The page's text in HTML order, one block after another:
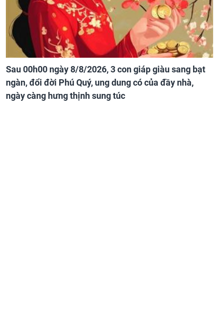
Sau 00h00 ngày 8/8/2026, 3 con giáp giàu sang bạt
ngàn, đổi đời Phú Quý, ung dung có của đầy nhà,
ngày càng hưng thịnh sung túc